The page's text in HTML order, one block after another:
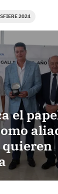
2024
el
quieren